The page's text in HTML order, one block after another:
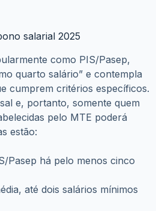
salarial 2025
como PIS/Pasep,
quarto salário” e contempla
cumprem critérios específicos.
e, portanto, somente quem
pelo MTE poderá
estão:
Pasep há pelo menos cinco
até dois salários mínimos